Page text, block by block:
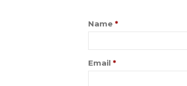
Name *
Email *